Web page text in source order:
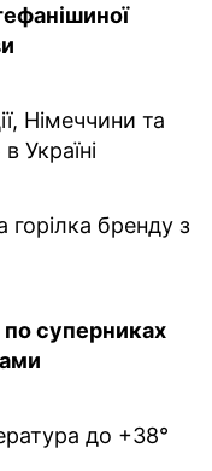
Німеччини та
Україні
горілка бренду з
по суперниках
до +38°